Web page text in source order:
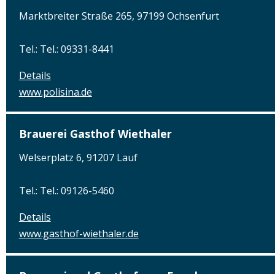
Marktbreiter Straße 265, 97199 Ochsenfurt
Tel.: Tel.: 09331-8441
Details
www.polisina.de
Brauerei Gasthof Wiethaler
Welserplatz 6, 91207 Lauf
Tel.: Tel.: 09126-5460
Details
www.gasthof-wiethaler.de